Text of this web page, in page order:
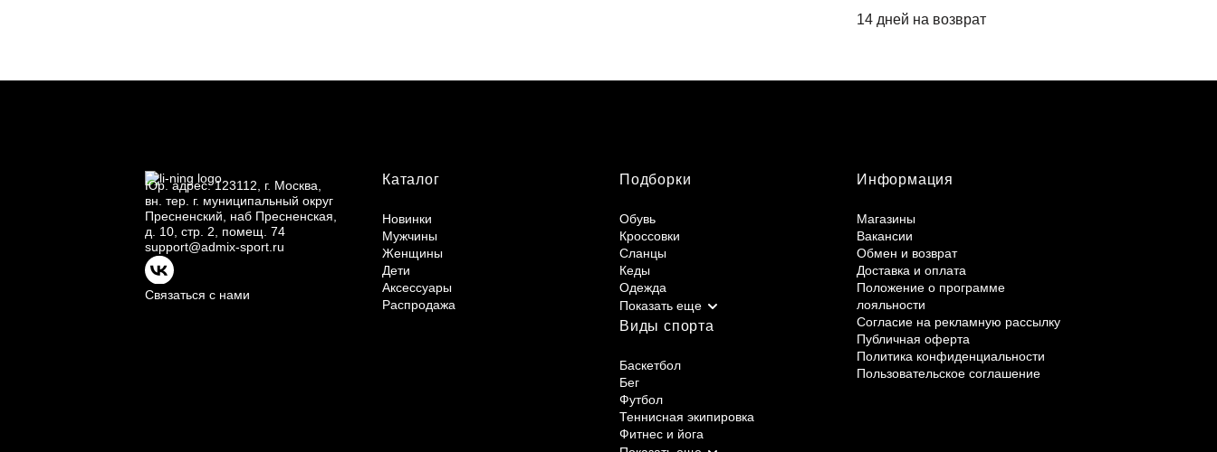
14 дней на возврат
Юр. адрес: 123112, г. Москва,
вн. тер. г. муниципальный округ
Пресненский, наб Пресненская,
д.
10, стр. 2, помещ. 74
support@admix-sport.ru
Связаться с нами
Каталог
Новинки
Мужчины
Женщины
Дети
Аксессуары
Распродажа
Подборки
Обувь
Кроссовки
Сланцы
Кеды
Одежда
Виды спорта
Баскетбол
Бег
Футбол
Теннисная экипировка
Фитнес и йога
Информация
Магазины
Вакансии
Обмен и возврат
Доставка и оплата
Положение о программе
лояльности
Согласие на рекламную рассылку
Публичная оферта
Политика конфиденциальности
Пользовательское соглашение